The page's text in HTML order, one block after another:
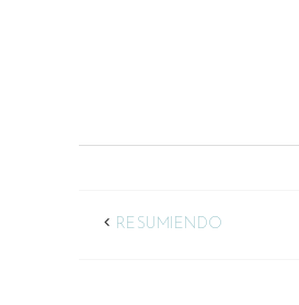
RESUMIENDO